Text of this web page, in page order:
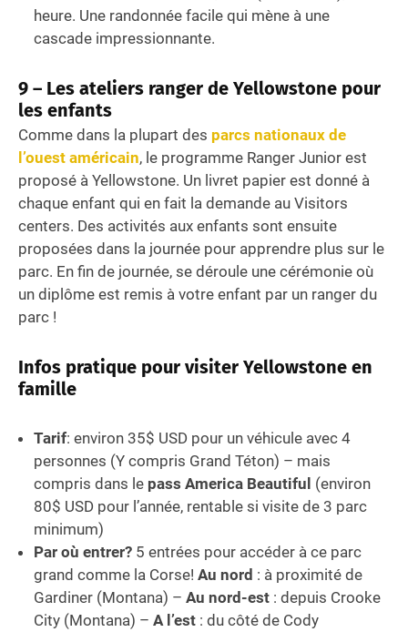
heure. Une randonnée facile qui mène à une
cascade impressionnante.
9 – Les ateliers ranger de Yellowstone pour
les enfants
Comme dans la plupart des parcs nationaux de
l’ouest américain, le programme Ranger Junior est
proposé à Yellowstone. Un livret papier est donné à
chaque enfant qui en fait la demande au Visitors
centers. Des activités aux enfants sont ensuite
proposées dans la journée pour apprendre plus sur le
parc. En fin de journée, se déroule une cérémonie où
un diplôme est remis à votre enfant par un ranger du
parc !
Infos pratique pour visiter Yellowstone en
famille
Tarif: environ 35$ USD pour un véhicule avec 4
personnes (Y compris Grand Téton) – mais
compris dans le pass America Beautiful (environ
80$ USD pour l’année, rentable si visite de 3 parc
minimum)
Par où entrer? 5 entrées pour accéder à ce parc
grand comme la Corse! Au nord : à proximité de
Gardiner (Montana) – Au nord-est : depuis Crooke
City (Montana) – A l’est : du côté de Cody